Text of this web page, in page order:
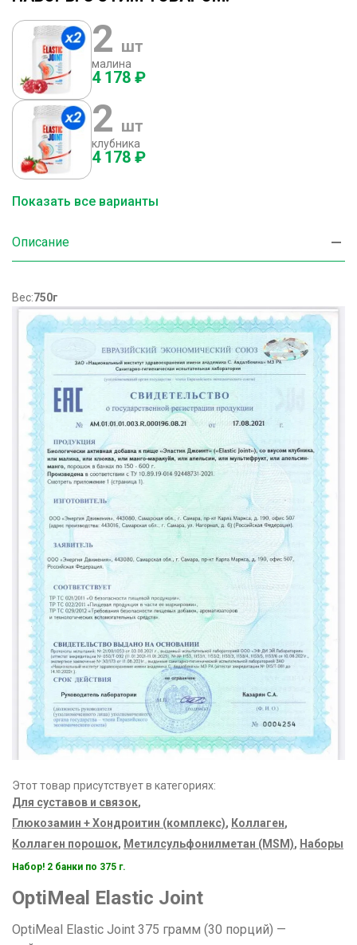
2 шт
малина
4 178 ₽
2 шт
клубника
4 178 ₽
Показать все варианты
Описание
Вес:750г
Этот товар присутствует в категориях:
Для суставов и связок,
Глюкозамин + Хондроитин (комплекс), Коллаген,
Коллаген порошок, Метилсульфонилметан (MSM), Наборы
Набор! 2 банки по 375 г.
OptiMeal Elastic Joint
OptiMeal Elastic Joint 375 грамм (30 порций) —